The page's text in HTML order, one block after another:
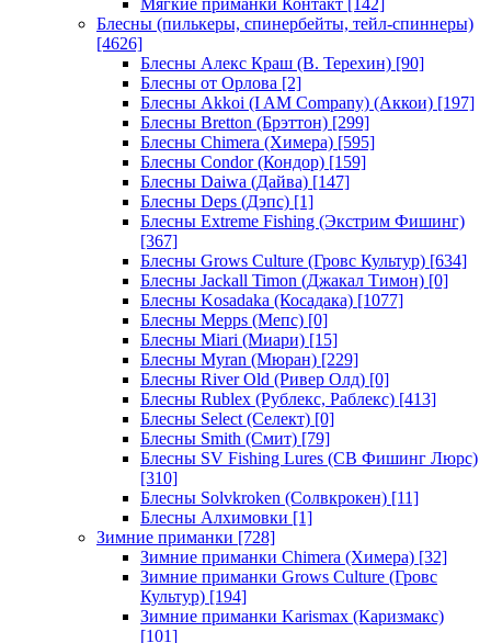
Мягкие приманки Контакт [142]
Блесны (пилькеры, спинербейты, тейл-спиннеры)
[4626]
Блесны Алекс Краш (В. Терехин) [90]
Блесны от Орлова [2]
Блесны Akkoi (I AM Company) (Аккои) [197]
Блесны Bretton (Брэттон) [299]
Блесны Chimera (Химера) [595]
Блесны Condor (Кондор) [159]
Блесны Daiwa (Дайва) [147]
Блесны Deps (Дэпс) [1]
Блесны Extreme Fishing (Экстрим Фишинг)
[367]
Блесны Grows Culture (Гровс Культур) [634]
Блесны Jackall Timon (Джакал Тимон) [0]
Блесны Kosadaka (Косадака) [1077]
Блесны Mepps (Мепс) [0]
Блесны Miari (Миари) [15]
Блесны Myran (Мюран) [229]
Блесны River Old (Ривер Олд) [0]
Блесны Rublex (Рублекс, Раблекс) [413]
Блесны Select (Селект) [0]
Блесны Smith (Смит) [79]
Блесны SV Fishing Lures (СВ Фишинг Люрс)
[310]
Блесны Solvkroken (Солвкрокен) [11]
Блесны Алхимовки [1]
Зимние приманки [728]
Зимние приманки Chimera (Химера) [32]
Зимние приманки Grows Culture (Гровс
Культур) [194]
Зимние приманки Karismax (Каризмакс)
[101]